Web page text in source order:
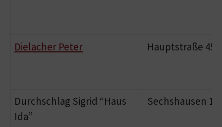
Dielacher Peter Hauptstraße 45
Durchschlag Sigrid “Haus
Ida”
Sechshausen 16